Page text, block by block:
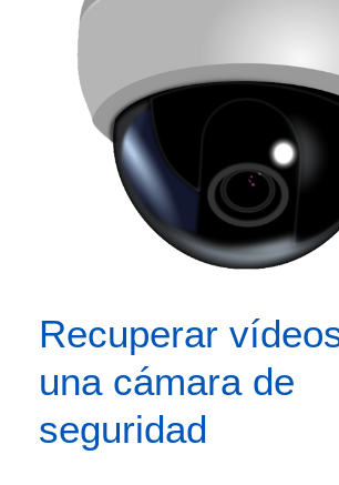
Recuperar
una cámara de
seguridad